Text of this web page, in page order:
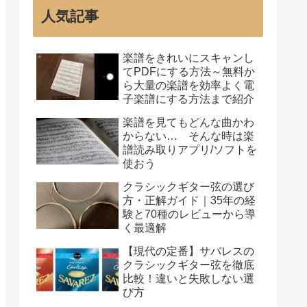
人気記事
楽譜をきれいにスキャンし
てPDFにする方法～無料か
ら大量の楽譜を効率よく電
子楽譜にする方法まで紹介
楽譜を見てもどんな曲かわ
からない… そんな時は楽
譜読み取りアプリ/ソフトを
使おう
クラシックギター弦の選び
方・正解ガイド｜35年の経
験と70種のレビューから導
く最適解
【現代の定番】サバレスの
クラシックギター弦を徹底
比較！違いと失敗しない選
び方